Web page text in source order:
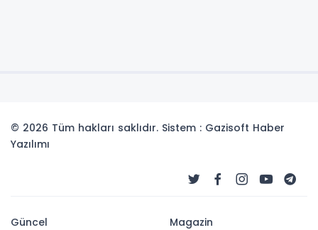
© 2026 Tüm hakları saklıdır. Sistem : Gazisoft Haber
Yazılımı
Güncel
Magazin